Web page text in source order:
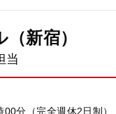
新宿）
当
分（完全週休2日制）